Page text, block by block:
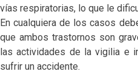
vías respiratorias, lo que le
En cualquiera de los casos
que ambos trastornos son
las actividades de la vigilia e
sufrir un accidente.